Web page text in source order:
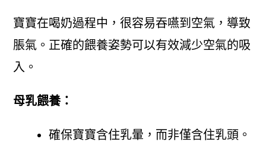
寶寶在喝奶過程中，很容易吞嚥到空氣，導致
脹氣。正確的餵養姿勢可以有效減少空氣的吸
入。
母乳餵養：
確保寶寶含住乳暈，而非僅含住乳頭。